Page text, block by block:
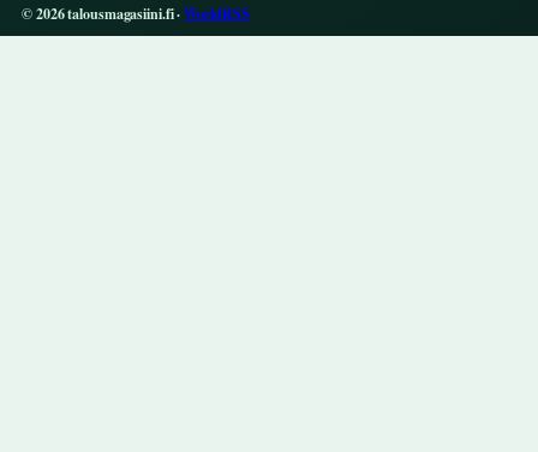
© 2026 talousmagasiini.fi ·WorldRSS